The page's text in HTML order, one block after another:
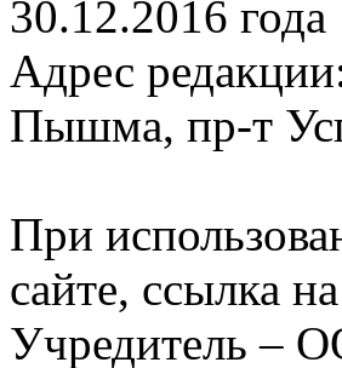
30.12.2016 года
Адрес
Пышма, пр-т
При
сайте, ссылка
Учредитель –